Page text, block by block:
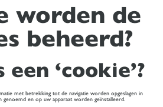
worden de
beheerd?
‘cookie’?
met betrekking tot de navigatie worden opgeslagen in
genoemd en op uw apparaat worden geïnstalleerd.